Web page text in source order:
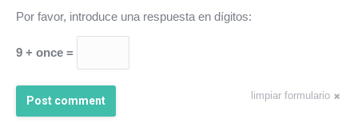
Por favor, introduce una respuesta en dígitos:
9 + once =
limpiar formulario
Post comment